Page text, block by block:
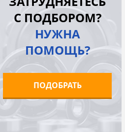
В избранное
Под заказ
С ПОДБОРОМ?
НУЖНА
ПОМОЩЬ?
ПОДОБРАТЬ